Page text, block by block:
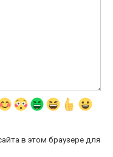
в этом браузере для